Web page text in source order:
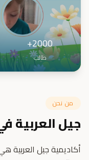
2000+
طالب
من نحن
جيل العربية
أكاديمية جيل